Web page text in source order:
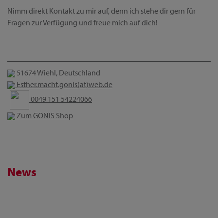
Nimm direkt Kontakt zu mir auf, denn ich stehe dir gern für
Fragen zur Verfügung und freue mich auf dich!
51674 Wiehl, Deutschland
Esther.macht.gonis(at)web.de
0049 151 54224066
Zum GONIS Shop
News